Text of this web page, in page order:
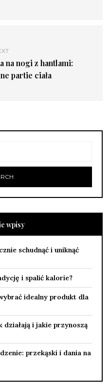
na nogi z hantlami:
partie ciała
wpisy
schudnąć i uniknąć
i spalić kalorie?
idealny produkt dla
działają i jakie przynoszą
przekąski i dania na